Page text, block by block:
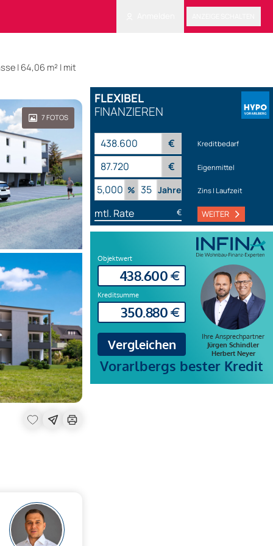
FLEXIBEL
FINANZIEREN
€ Kreditbedarf
€ Eigenmittel
% Jahre Zins | Laufzeit
mtl. Rate € WEITER
| 64,06 m² | mit
7FOTOS